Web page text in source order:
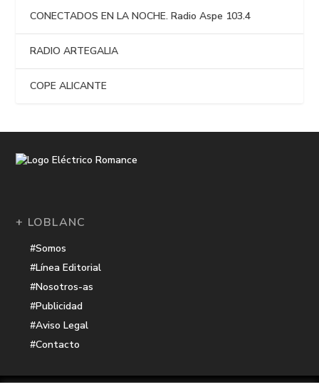
CONECTADOS EN LA NOCHE. Radio Aspe 103.4
RADIO ARTEGALIA
COPE ALICANTE
+ LOBLANC
#Somos
#Línea Editorial
#Nosotros-as
#Publicidad
#Aviso Legal
#Contacto